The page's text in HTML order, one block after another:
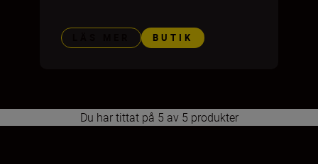
BUTIK
Du har tittat på 5 av 5 produkter